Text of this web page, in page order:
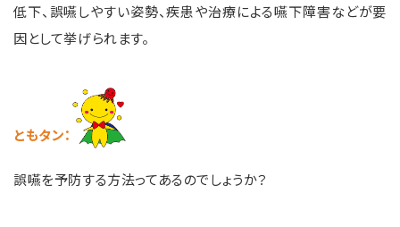
低下、誤嚥しやすい姿勢、疾患や治療による嚥下障害などが要
因として挙げられます。
ともタン：
誤嚥を予防する方法ってあるのでしょうか？